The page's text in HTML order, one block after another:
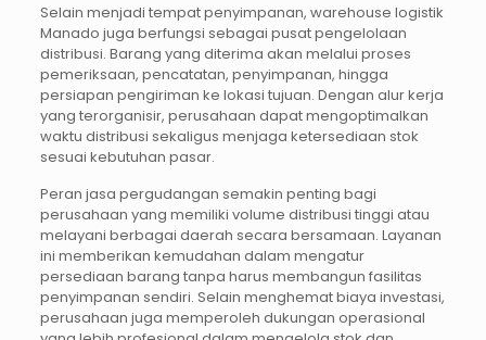
Selain menjadi tempat penyimpanan, warehouse logistik
Manado juga berfungsi sebagai pusat pengelolaan
distribusi. Barang yang diterima akan melalui proses
pemeriksaan, pencatatan, penyimpanan, hingga
persiapan pengiriman ke lokasi tujuan. Dengan alur kerja
yang terorganisir, perusahaan dapat mengoptimalkan
waktu distribusi sekaligus menjaga ketersediaan stok
sesuai kebutuhan pasar.
Peran jasa pergudangan semakin penting bagi
perusahaan yang memiliki volume distribusi tinggi atau
melayani berbagai daerah secara bersamaan. Layanan
ini memberikan kemudahan dalam mengatur
persediaan barang tanpa harus membangun fasilitas
penyimpanan sendiri. Selain menghemat biaya investasi,
perusahaan juga memperoleh dukungan operasional